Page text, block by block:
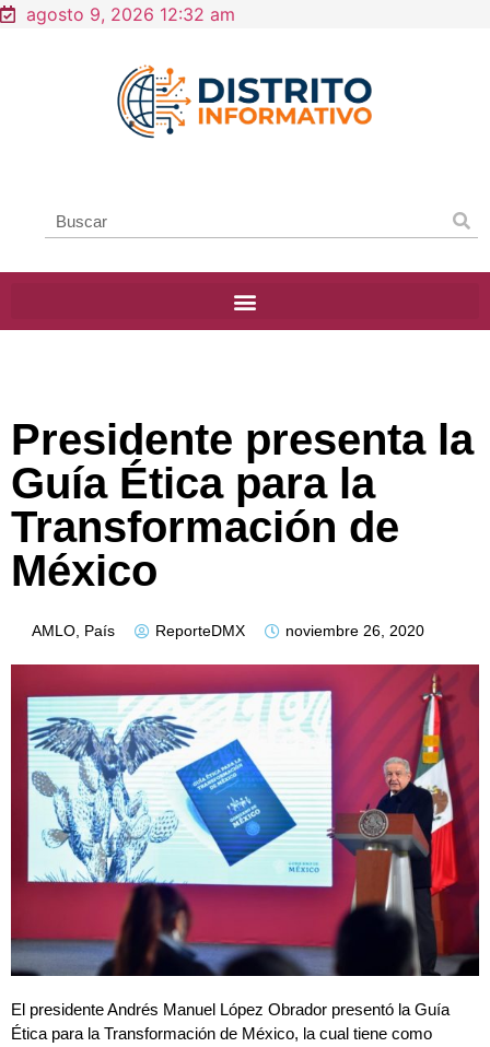
agosto 9, 2026 12:32 am
Presidente presenta la
Guía Ética para la
Transformación de
México
AMLO País ReporteDMX noviembre 26, 2020
El presidente Andrés Manuel López Obrador presentó la Guía
Ética para la Transformación de México, la cual tiene como